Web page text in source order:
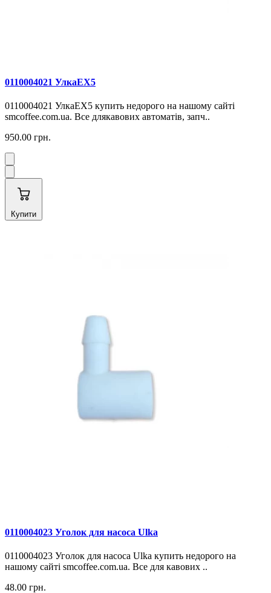
0110004021 УлкаEX5
0110004021 УлкаEX5 купить недорого на нашому сайті
smcoffee.com.ua. Все длякавових автоматів, запч..
950.00 грн.
Купити
0110004023 Уголок для насоса Ulka
0110004023 Уголок для насоса Ulka купить недорого на
нашому сайті smcoffee.com.ua. Все для кавових ..
48.00 грн.